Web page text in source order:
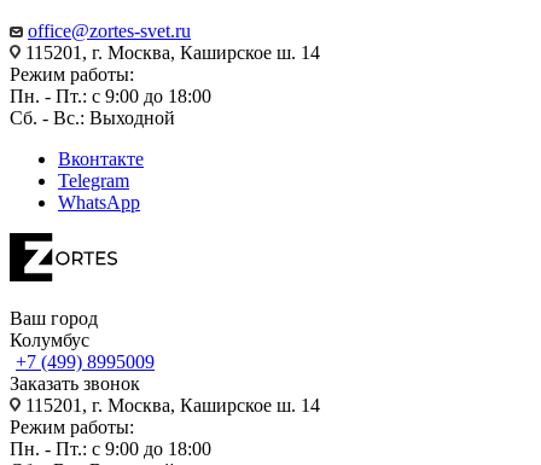
office@zortes-svet.ru
115201, г. Москва, Каширское ш. 14
Режим работы:
Пн. - Пт.: с 9:00 до 18:00
Сб. - Вс.: Выходной
Вконтакте
Telegram
WhatsApp
Ваш город
Колумбус
+7 (499) 8995009
Заказать звонок
115201, г. Москва, Каширское ш. 14
Режим работы:
Пн. - Пт.: с 9:00 до 18:00